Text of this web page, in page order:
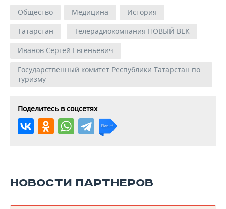
Общество Медицина
История
Татарстан
Телерадиокомпания НОВЫЙ ВЕК
Иванов Сергей Евгеньевич
Государственный комитет Республики Татарстан по
туризму
Поделитесь в соцсетях
НОВОСТИ ПАРТНЕРОВ